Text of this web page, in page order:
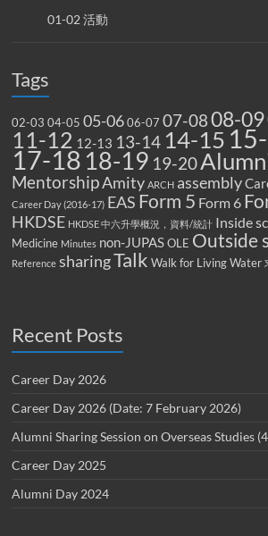
01-02 活動
Tags
02-03 04-05 05-06 06-07 07-0808-09
11-12 12-13 13-14 14-15
17-18 18-19 19-20
MentorshipAmity ARCH assembly
Career Day (2016-17) EAS Form 5 Form 6
HKDSE HKDSE 中六升學概況，資料/統計 Inside
Medicine Minutes non-JUPAS OLE Outside
Reference sharingTalk Walk for Living Water
Recent Posts
Career Day 2026
Career Day 2026 (Date: 7 February 2026)
Alumni Sharing Session on Overseas Studies
Career Day 2025
Alumni Day 2024